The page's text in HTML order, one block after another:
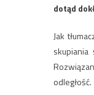
dotąd
Jak
odległość.